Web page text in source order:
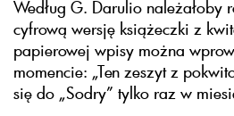
Według G. Darulio należałoby
cyfrową wersję książeczki z
papierowej wpisy można
momencie: „Ten zeszyt z
się do „Sodry” tylko raz w